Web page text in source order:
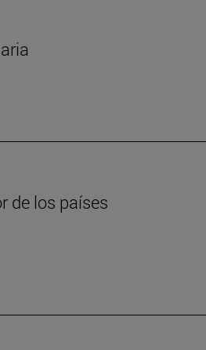
de los países